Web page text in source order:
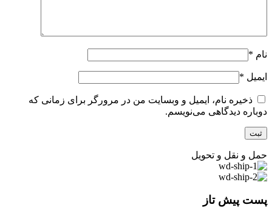
نام *
ایمیل *
ذخیره نام، ایمیل و وبسایت من در مرورگر برای زمانی که
دوباره دیدگاهی می‌نویسم.
حمل و نقل و تحویل
پست پیش تاز